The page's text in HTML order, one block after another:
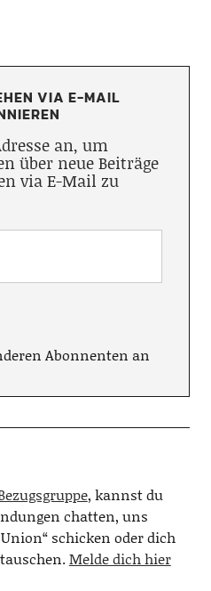
VIA E-MAIL
an, um
über neue Beiträge
via E-Mail zu
Abonnenten an
, kannst du
chatten, uns
schicken oder dich
Melde dich hier